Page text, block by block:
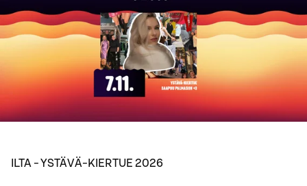
ILTA - YSTÄVÄ-KIERTUE 2026